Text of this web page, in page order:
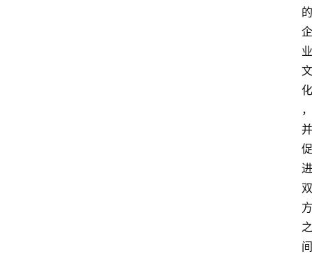
的
企
业
文
化
，
并
促
进
双
方
之
间